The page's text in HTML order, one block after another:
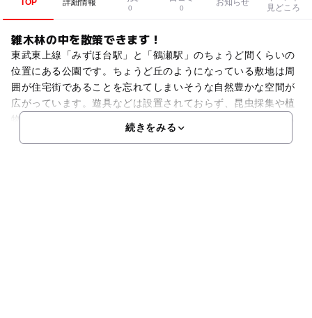
TOP 詳細情報
0 0
お知らせ
見どころ
雑木林の中を散策できます！
東武東上線「みずほ台駅」と「鶴瀬駅」のちょうど間くらいの
位置にある公園です。ちょうど丘のようになっている敷地は周
囲が住宅街であることを忘れてしまいそうな自然豊かな空間が
広がっています。遊具などは設置されておらず、昆虫採集や植
物観察など、自然体験がいっぱいです。雑木林の中を歩けばハ
続きをみる